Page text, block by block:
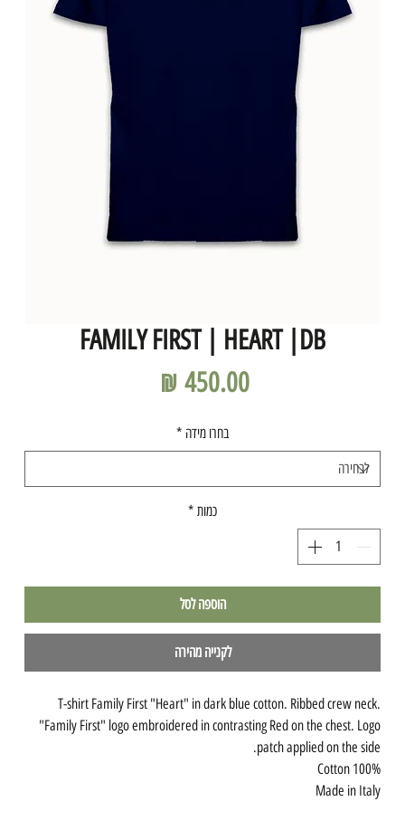
FAMILY FIRST | HEART |DB
בחרו מידה *
כמות *
הוספה לסל
לקנייה מהירה
T-shirt Family First "Heart" in dark blue cotton. Ribbed crew neck.
"Family First" logo embroidered in contrasting Red on the chest. Logo
patch applied on the side.
100% Cotton
Made in Italy